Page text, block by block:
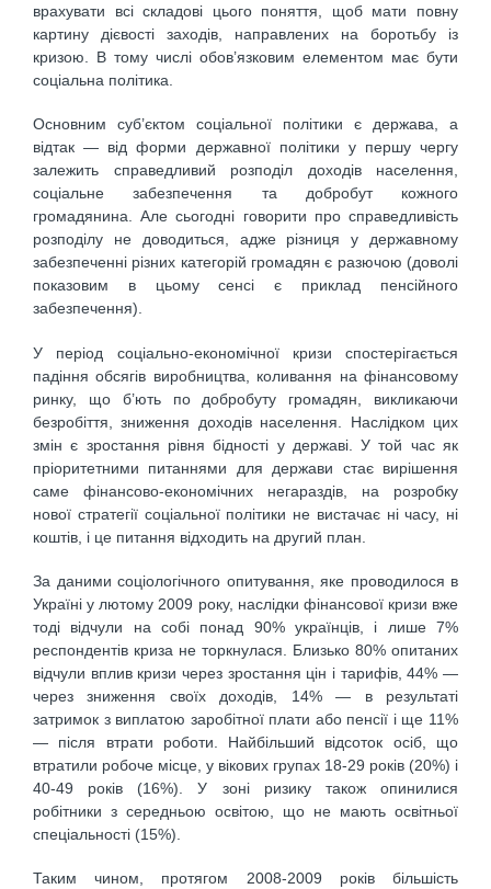
врахувати всі складові цього поняття, щоб мати повну
картину дієвості заходів, направлених на боротьбу із
кризою. В тому числі обов’язковим елементом має бути
соціальна політика.
Основним суб’єктом соціальної політики є держава, а
відтак — від форми державної політики у першу чергу
залежить справедливий розподіл доходів населення,
соціальне забезпечення та добробут кожного
громадянина. Але сьогодні говорити про справедливість
розподілу не доводиться, адже різниця у державному
забезпеченні різних категорій громадян є разючою (доволі
показовим в цьому сенсі є приклад пенсійного
забезпечення).
У період соціально-економічної кризи спостерігається
падіння обсягів виробництва, коливання на фінансовому
ринку, що б’ють по добробуту громадян, викликаючи
безробіття, зниження доходів населення. Наслідком цих
змін є зростання рівня бідності у державі. У той час як
пріоритетними питаннями для держави стає вирішення
саме фінансово-економічних негараздів, на розробку
нової стратегії соціальної політики не вистачає ні часу, ні
коштів, і це питання відходить на другий план.
За даними соціологічного опитування, яке проводилося в
Україні у лютому 2009 року, наслідки фінансової кризи вже
тоді відчули на собі понад 90% українців, і лише 7%
респондентів криза не торкнулася. Близько 80% опитаних
відчули вплив кризи через зростання цін і тарифів, 44% —
через зниження своїх доходів, 14% — в результаті
затримок з виплатою заробітної плати або пенсії і ще 11%
— після втрати роботи. Найбільший відсоток осіб, що
втратили робоче місце, у вікових групах 18-29 років (20%) і
40-49 років (16%). У зоні ризику також опинилися
робітники з середньою освітою, що не мають освітньої
спеціальності (15%).
Таким чином, протягом 2008-2009 років більшість